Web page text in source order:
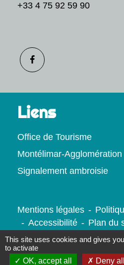
+33 4 75 92 59 90
Liens
Office de Tourisme
Montélimar-Agglomération
Signalement ambroisie
Mentions légales -
- Accessibilité - Plan du
Gestion des cookies
Site créé en partenariat
This site uses cookies and gives
to activate
OK, accept all
Deny